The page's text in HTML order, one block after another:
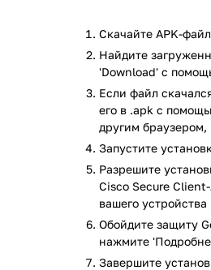
сетевой роуминг
адреса, при
доступно
масштабирование;
во время
Среди достоинств
24/7 тех поддержка;
хорошая сетевая
проведение
предоставление
независимости от
Скачайте APK-
Найдите
'Download' с
Если файл
его в .apk с
другим
Запустите
Разрешите
Cisco Secure
вашего
Обойдите защиту
нажмите
Завершите